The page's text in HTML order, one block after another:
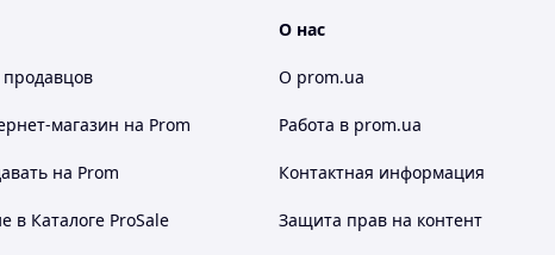
магазин на Prom
на Prom
в Каталоге ProSale
О нас
О prom.ua
Работа в prom.ua
Контактная информация
Защита прав на контент